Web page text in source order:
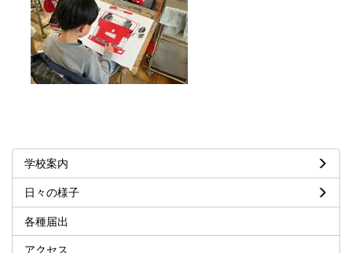
学校案内
日々の様子
各種届出
アクセス